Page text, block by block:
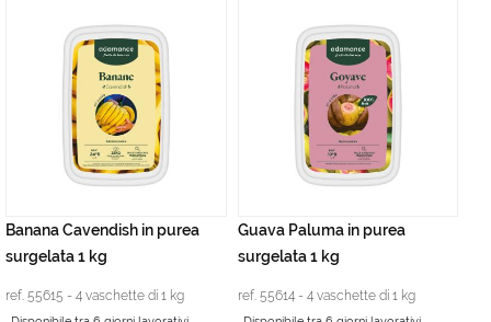
Banana Cavendish in purea
surgelata 1 kg
ref. 55615 - 4 vaschette di 1 kg
Guava Paluma in purea
surgelata 1 kg
ref. 55614 - 4 vaschette di 1 kg